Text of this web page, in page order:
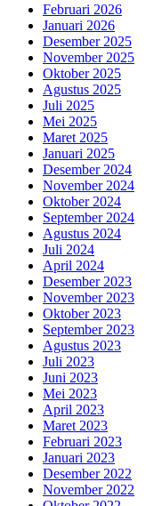
Februari 2026
Januari 2026
Desember 2025
November 2025
Oktober 2025
Agustus 2025
Juli 2025
Mei 2025
Maret 2025
Januari 2025
Desember 2024
November 2024
Oktober 2024
September 2024
Agustus 2024
Juli 2024
April 2024
Desember 2023
November 2023
Oktober 2023
September 2023
Agustus 2023
Juli 2023
Juni 2023
Mei 2023
April 2023
Maret 2023
Februari 2023
Januari 2023
Desember 2022
November 2022